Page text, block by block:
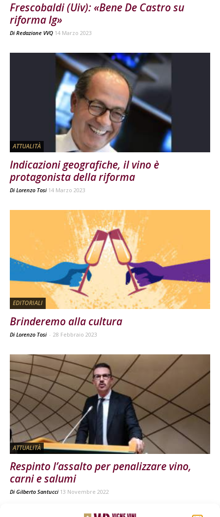
Frescobaldi (Uiv): «Bene De Castro su
riforma Ig»
Di Redazione VVQ 14 Marzo 2023
ATTUALITÀ
Indicazioni geografiche, il vino è
protagonista della riforma
Di Lorenzo Tosi 14 Marzo 2023
EDITORIALI
Brinderemo alla cultura
Di Lorenzo Tosi - 28 Febbraio 2023
ATTUALITÀ
Respinto l’assalto per penalizzare vino,
carni e salumi
Di Gilberto Santucci 13 Novembre 2022